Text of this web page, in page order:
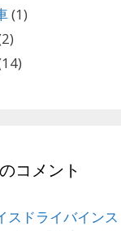
(1)
コメント
スドライバインス